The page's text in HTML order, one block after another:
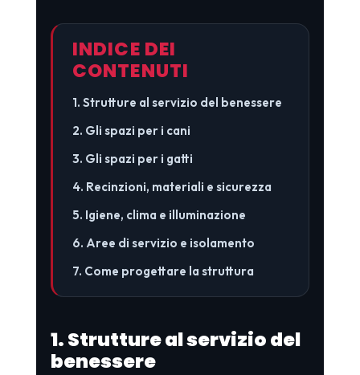
INDICE DEI
CONTENUTI
1. Strutture al servizio del benessere
2. Gli spazi per i cani
3. Gli spazi per i gatti
4. Recinzioni, materiali e sicurezza
5. Igiene, clima e illuminazione
6. Aree di servizio e isolamento
7. Come progettare la struttura
1. Strutture al servizio del
benessere